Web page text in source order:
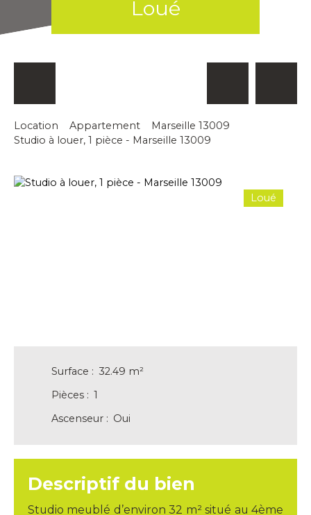
Loué
Location Appartement
Marseille 13009
Studio à louer, 1 pièce - Marseille 13009
Loué
Surface : 32.49 m²
Pièces : 1
Ascenseur : Oui
Descriptif du bien
Studio meublé d’environ 32 m² situé au 4ème